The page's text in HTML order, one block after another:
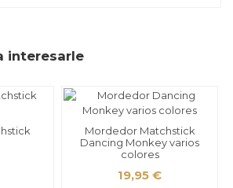
interesarle
Mordedor Matchstick
Dancing Monkey varios
colores
19,95 €